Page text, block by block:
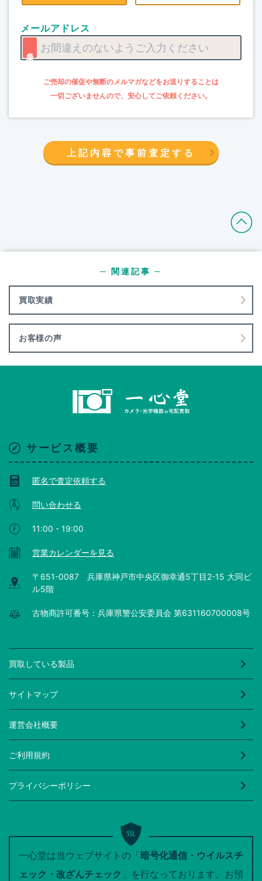
メールアドレス
上記内容で事前査定する
買取実績
─ 関連記事 ─
お客様の声
サービス概要
匿名で査定依頼する
問い合わせる
11:00 - 19:00
営業カレンダーを見る
〒651-0087 兵庫県神戸市中央区御幸通5丁目2-15 大同ビ
ル5階
古物商許可番号：兵庫県警公安委員会 第631160700008号
買取している製品
サイトマップ
運営会社概要
ご利用規約
プライバシーポリシー
一心堂は当ウェブサイトの「暗号化通信・ウイルスチ
ェック・改ざんチェック 」を行なっております。お預